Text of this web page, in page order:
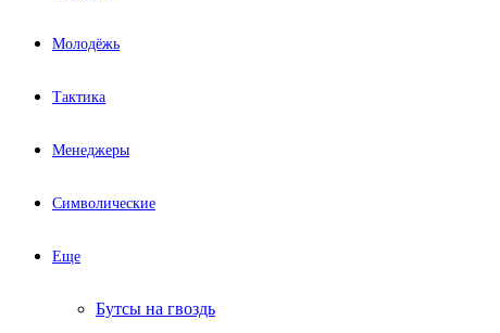
Молодёжь
Тактика
Менеджеры
Символические
Еще
Бутсы на гвоздь